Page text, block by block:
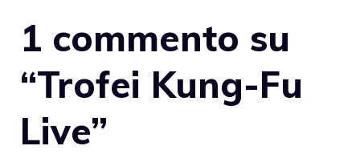
1 commento su
“Trofei Kung-Fu
Live”